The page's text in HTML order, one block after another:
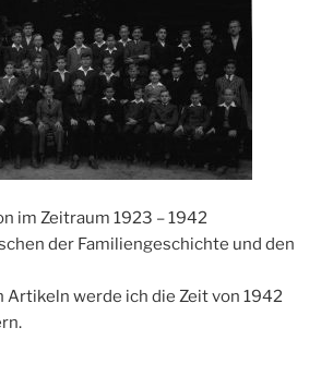
im Zeitraum 1923 – 1942
der Familiengeschichte und den
Artikeln werde ich die Zeit von 1942